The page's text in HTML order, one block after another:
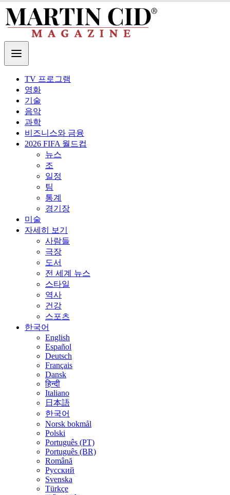
TV 프로그램
영화
기술
음악
과학
비즈니스와 금융
2026 FIFA 월드컵
뉴스
조
일정
팀
통계
경기장
미술
자세히 보기
사람들
극장
도서
전 세계 뉴스
스타일
역사
건강
스포츠
한국어
English
Español
Deutsch
Français
Dansk
हिन्दी
Italiano
日本語
한국어
Norsk bokmål
Polski
Português (PT)
Português (BR)
Română
Русский
Svenska
Türkçe